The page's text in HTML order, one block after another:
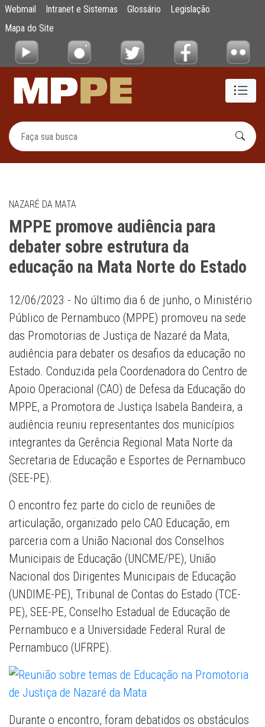
Pular para o Conteúdo principal
MPPE promove audiência para debater
Webmail Intranet e Sistemas Glossário
Legislação
Mapa do Site
NAZARÉ DA MATA
MPPE promove audiência para
debater sobre estrutura da
educação na Mata Norte do Estado
12/06/2023 - No último dia 6 de junho, o Ministério
Público de Pernambuco (MPPE) promoveu na sede
das Promotorias de Justiça de Nazaré da Mata,
audiência para debater os desafios da educação no
Estado. Conduzida pela Coordenadora do Centro de
Apoio Operacional (CAO) de Defesa da Educação do
MPPE, a Promotora de Justiça Isabela Bandeira, a
audiência reuniu representantes dos municípios
integrantes da Gerência Regional Mata Norte da
Secretaria de Educação e Esportes de Pernambuco
(SEE-PE).
O encontro fez parte do ciclo de reuniões de
articulação, organizado pelo CAO Educação, em
parceria com a União Nacional dos Conselhos
Municipais de Educação (UNCME/PE), União
Nacional dos Dirigentes Municipais de Educação
(UNDIME-PE), Tribunal de Contas do Estado (TCE-
PE), SEE-PE, Conselho Estadual de Educação de
Pernambuco e a Universidade Federal Rural de
Pernambuco (UFRPE).
Durante o encontro, foram debatidos os obstáculos